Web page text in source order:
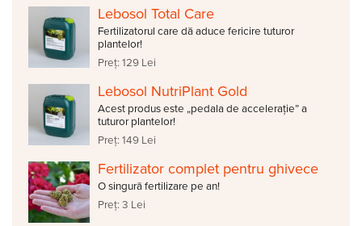
Lebosol Total Care
Fertilizatorul care dă aduce fericire tuturor
plantelor!
Preț: 129 Lei
Lebosol NutriPlant Gold
Acest produs este „pedala de accelerație” a
tuturor plantelor!
Preț: 149 Lei
Fertilizator complet pentru ghivece
O singură fertilizare pe an!
Preț: 3 Lei